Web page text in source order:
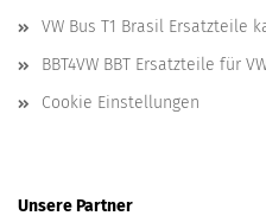
VW Bus T1 Brasil Ersatzteile
BBT4VW BBT Ersatzteile für
Cookie Einstellungen
Unsere Partner